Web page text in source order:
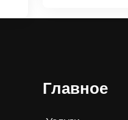
Главное